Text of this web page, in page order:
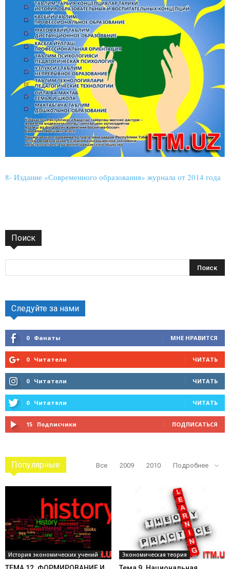
8- Издание «Современного образования» журнала от 2014 года
Поиск
Следуйте за нами
0 Фанаты МНЕ НРАВИТСЯ
0 Читатели ЧИТАТЬ
0 Читатели ЧИТАТЬ
0 Читатели ЧИТАТЬ
15 Подписчики ПОДПИСАТЬСЯ
Популярные Все 2009 2010 Подробнее
История экономических учений Экономическая теория